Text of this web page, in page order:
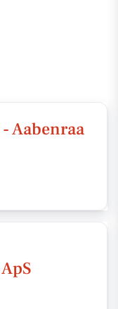
Aabenraa